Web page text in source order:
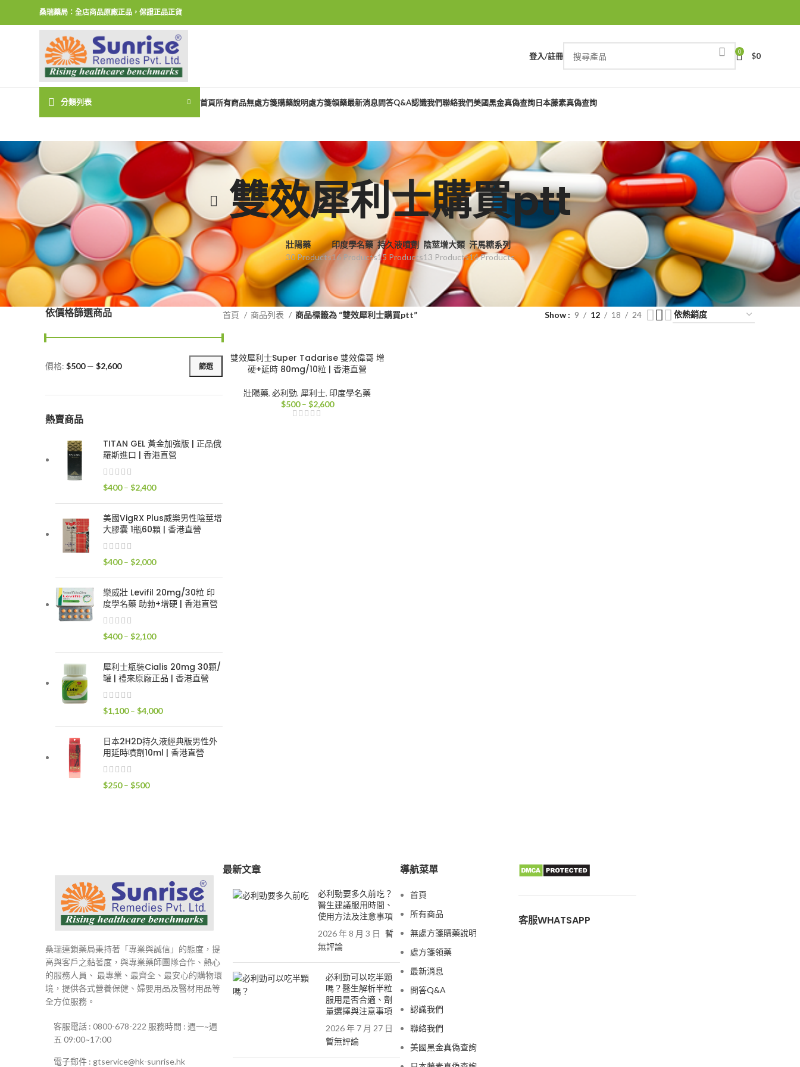
桑瑞藥局：全店商品原廠正品，保證正品正貨
登入/註冊 0 $0
分類列表 首頁所有商品無處方箋購藥說明處方箋領藥最新消息問答Q&A認識我們聯絡我們美國黑金真偽查詢日本藤素真偽查詢
雙效犀利士購買ptt
壯陽藥
30 Products
印度學名藥
16 Products
持久液噴劑
15 Products
陰莖增大類
13 Products
汗馬糖系列
14 Products
依價格篩選商品
最
價
最
價
篩選
價格: $500— $2,600
熱賣商品
TITAN GEL 黃金加強版 | 正品俄
羅斯進口 | 香港直營
$400 – $2,400價
圍：
$2,400
美國VigRX Plus威樂男性陰莖增
大膠囊 1瓶60顆 | 香港直營
$400 – $2,000價
範
圍：
$2,000
樂威壯 Levifil 20mg/30粒 印
度學名藥 助勃+增硬 | 香港直營
$400 – $2,100價
範
圍：
$2,100
犀利士瓶裝Cialis 20mg 30顆/
罐 | 禮來原廠正品 | 香港直營
$1,100 – $4,000價
範
圍：
日本2H2D持久液經典版男性外
用延時噴劑10ml | 香港直營
$250 – $500價
首頁 商品列表 商品標籤為 “雙效犀利士購買ptt” Show 9 12 18 24
雙效犀利士Super Tadarise 雙效偉哥 增
硬+延時 80mg/10粒 | 香港直營
壯陽藥,必利勁, 犀利士, 印度學名藥
$500 – $2,600價
桑瑞連鎖藥局秉持著「專業與誠信」的態度，提
高與客戶之黏著度，與專業藥師團隊合作、熱心
的服務人員、 最專業、最齊全、最安心的購物環
境，提供各式營養保健、婦嬰用品及醫材用品等
全方位服務。
客服電話 : 0800-678-222 服務時間 : 週一~週
五 09:00~17:00
電子郵件 : gtservice@hk-sunrise.hk
最新文章
必利勁要多久前吃？
醫生建議服用時間、
使用方法及注意事項
2026 年 8 月 3 日 暫
無評論
必利勁可以吃半顆
嗎？醫生解析半粒
服用是否合適、劑
量選擇與注意事項
2026 年 7 月 27 日
暫無評論
導航菜單
首頁
所有商品
無處方箋購藥說明
處方箋領藥
最新消息
問答Q&A
認識我們
聯絡我們
美國黑金真偽查詢
客服WHATSAPP